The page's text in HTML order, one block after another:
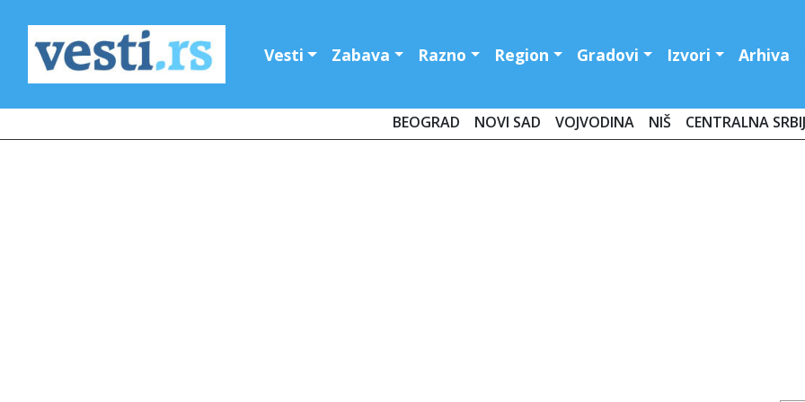
Vesti Zabava Razno Region Gradovi Izvori Arhiva
BEOGRAD NOVI SAD VOJVODINA NIŠ CENTRALNA